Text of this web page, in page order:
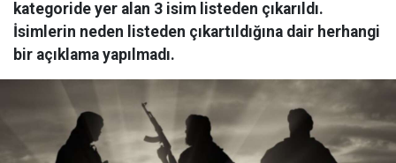
kategoride yer alan 3 isim listeden çıkarıldı.
İsimlerin neden listeden çıkartıldığına dair herhangi
bir açıklama yapılmadı.